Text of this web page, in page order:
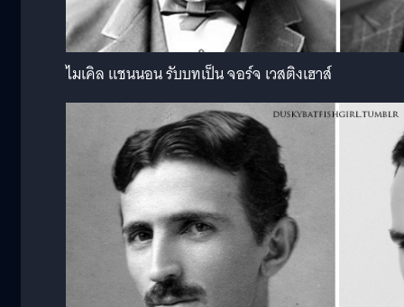
ไมเคิล แชนนอน รับบทเป็น จอร์จ เวสติงเฮาส์